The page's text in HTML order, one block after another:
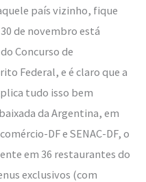
país vizinho, fique
de novembro está
Concurso de
Federal, e é claro que a
tudo isso bem
da Argentina, em
DF e SENAC-DF, o
em 36 restaurantes do
exclusivos (com